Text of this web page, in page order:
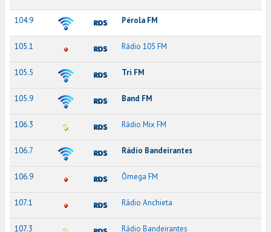
104.9 Pérola FM
105.1 Rádio 105 FM
105.5 Tri FM
105.9 Band FM
106.3 Rádio Mix FM
106.7 Rádio Bandeirantes
106.9 Ômega FM
107.1 Rádio Anchieta
107.3 Rádio Bandeirantes